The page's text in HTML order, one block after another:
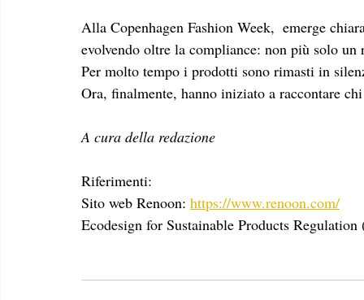
Alla Copenhagen Fashion Week,  emerge
evolvendo oltre la compliance: non più solo
Per molto tempo i prodotti sono rimasti in
Ora, finalmente, hanno iniziato a raccontare
A cura della redazione
Riferimenti:
Sito web Renoon: https://www.renoon.com/
Ecodesign for Sustainable Products Regulation